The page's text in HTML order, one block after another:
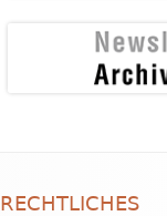
RECHTLICHES